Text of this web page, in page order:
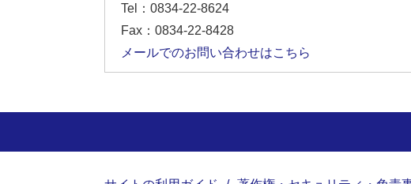
Tel：0834-22-8624
Fax：0834-22-8428
メールでのお問い合わせはこちら